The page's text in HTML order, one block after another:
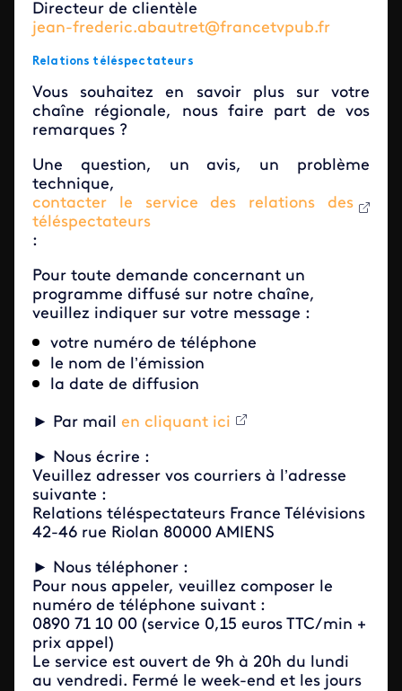
Directeur de clientèle
jean-frederic.abautret@francetvpub.fr
Relations téléspectateurs
Vous souhaitez en savoir plus sur votre
chaîne régionale, nous faire part de vos
remarques ?
Une question, un avis, un problème
technique,
contacter le service des relations des
téléspectateurs
:
Pour toute demande concernant un
programme diffusé sur notre chaîne,
veuillez indiquer sur votre message :
votre numéro de téléphone
le nom de l’émission
la date de diffusion
► Par mail en cliquant ici
► Nous écrire :
Veuillez adresser vos courriers à l’adresse
suivante :
Relations téléspectateurs France Télévisions
42-46 rue Riolan 80000 AMIENS
► Nous téléphoner :​​​​
Pour nous appeler, veuillez composer le
numéro de téléphone suivant :
0890 71 10 00 (service 0,15 euros TTC/min +
prix appel)
Le service est ouvert de 9h à 20h du lundi
au vendredi. Fermé le week-end et les jours